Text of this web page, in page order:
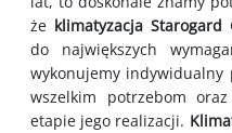
że klimatyzacja Starogard
do największych
wykonujemy
wszelkim potrzebom
etapie jego realizacji.